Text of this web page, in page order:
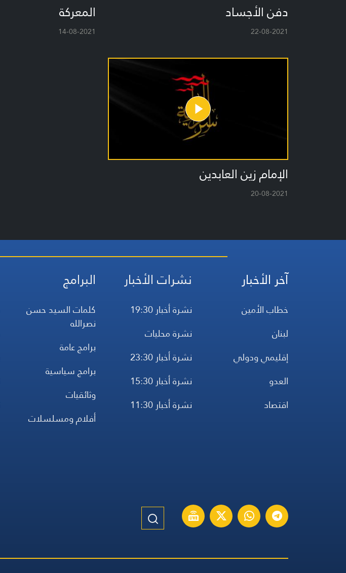
دفن الأجساد
22-08-2021
المعركة
14-08-2021
الإمام زين العابدين
20-08-2021
آخر الأخبار
خطاب الأمين
لبنان
إقليمي ودولي
العدو
اقتصاد
نشرات الأخبار
نشرة أخبار 19:30
نشرة محليات
نشرة أخبار 23:30
نشرة أخبار 15:30
نشرة أخبار 11:30
البرامج
كلمات السيد حسن
نصرالله
برامج عامة
برامج سياسية
وثائقيات
أفلام ومسلسلات